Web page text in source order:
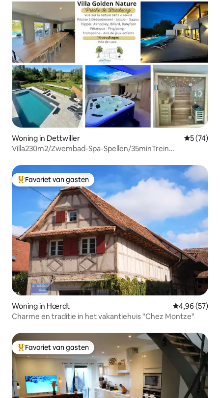
Woning in Dettwiller
5 (74)
Villa230m2/Zwembad-Spa-Spellen/35minTrein
Topfavoriet van gasten
Favoriet van gasten
Woning in Hœrdt Gemiddelde
4,96 (57)
Charme en traditie in het vakantiehuis "Chez Montze"
Topfavoriet van gasten
Favoriet van gasten